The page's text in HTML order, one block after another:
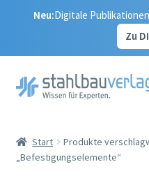
Neu:Digitale
Zu
Zur
Navigation
Zum
Inhalt
Vertrag widerrufen
Start
Produkte
„Befestigungselemente“